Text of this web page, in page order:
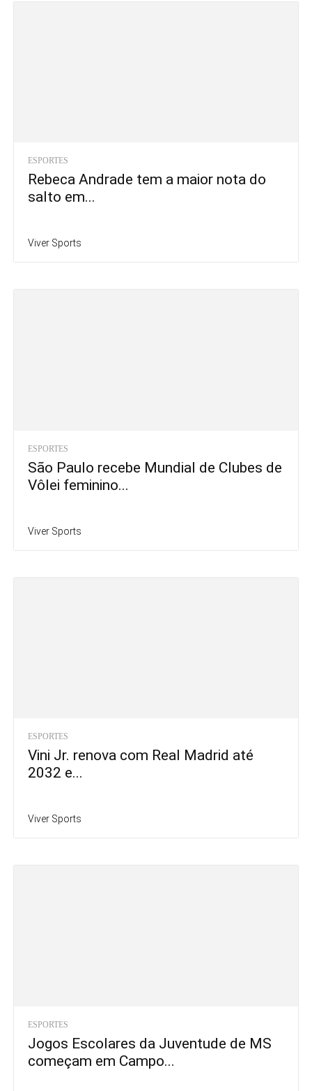
ESPORTES
Rebeca Andrade tem a maior nota do
salto em...
Viver Sports
ESPORTES
São Paulo recebe Mundial de Clubes de
Vôlei feminino...
Viver Sports
ESPORTES
Vini Jr. renova com Real Madrid até
2032 e...
Viver Sports
ESPORTES
Jogos Escolares da Juventude de MS
começam em Campo...